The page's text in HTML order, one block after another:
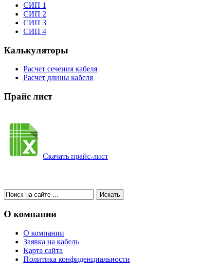
СИП 1
СИП 2
СИП 3
СИП 4
Калькуляторы
Расчет сечения кабеля
Расчет длины кабеля
Прайс лист
Скачать прайс-лист
О компании
О компании
Заявка на кабель
Карта сайта
Политика конфиденциальности